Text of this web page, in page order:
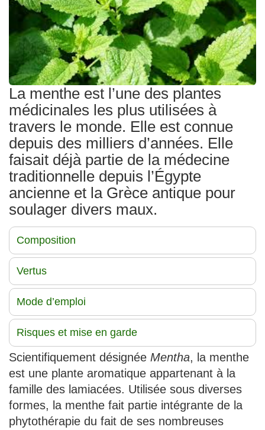
La menthe est l’une des plantes
médicinales les plus utilisées à
travers le monde. Elle est connue
depuis des milliers d’années. Elle
faisait déjà partie de la médecine
traditionnelle depuis l’Égypte
ancienne et la Grèce antique pour
soulager divers maux.
Composition
Vertus
Mode d’emploi
Risques et mise en garde
Scientifiquement désignée Mentha, la menthe
est une plante aromatique appartenant à la
famille des lamiacées. Utilisée sous diverses
formes, la menthe fait partie intégrante de la
phytothérapie du fait de ses nombreuses